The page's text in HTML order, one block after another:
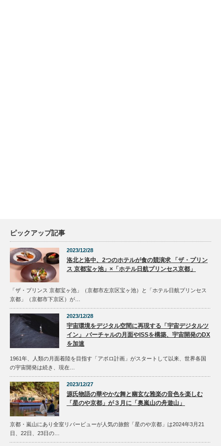
ピックアップ記事
2023/12/28
洛北と洛中、2つのホテルが食の競演求 「ザ・プリン
ス 京都宝ヶ池」×「ホテル日航プリンセス京都」
「ザ・プリンス 京都宝ヶ池」（京都市左京区宝ヶ池）と「ホテル日航プリンセス
京都」（京都市下京区）が…
2023/12/28
宇宙環境をデジタル空間に再現する「宇宙デジタルツ
イン」 バーチャルの月面やISSを構築、宇宙開発のDX
を加速
1961年、人類の月面着陸を目指す「アポロ計画」がスタートして以来、世界各国
の宇宙開発は続き、現在…
2023/12/27
源氏物語の華やかな舞と幽玄な雅楽の音色を楽しむ
「星のや京都」が３月に「奥嵐山の舟遊山」
京都・嵐山にあり全室リバービューが人気の旅館「星のや京都」は2024年3月21
日、22日、23日の…